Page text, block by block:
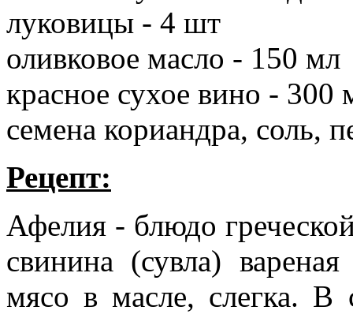
луковицы - 4 шт
оливковое масло - 150 мл
красное сухое вино - 300
семена кориандра, соль,
Рецепт:
Афелия - блюдо
свинина (сувла)
мясо в масле, слегка. В